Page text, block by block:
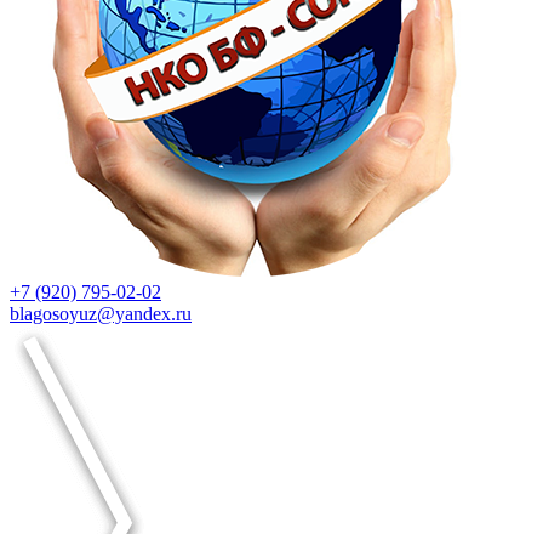
+7 (920) 795-02-02
blagosoyuz@yandex.ru